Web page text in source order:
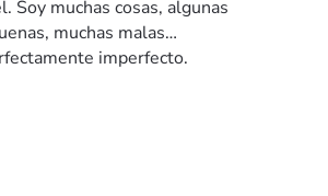
Soy muchas cosas, algunas
muchas malas…
imperfecto.